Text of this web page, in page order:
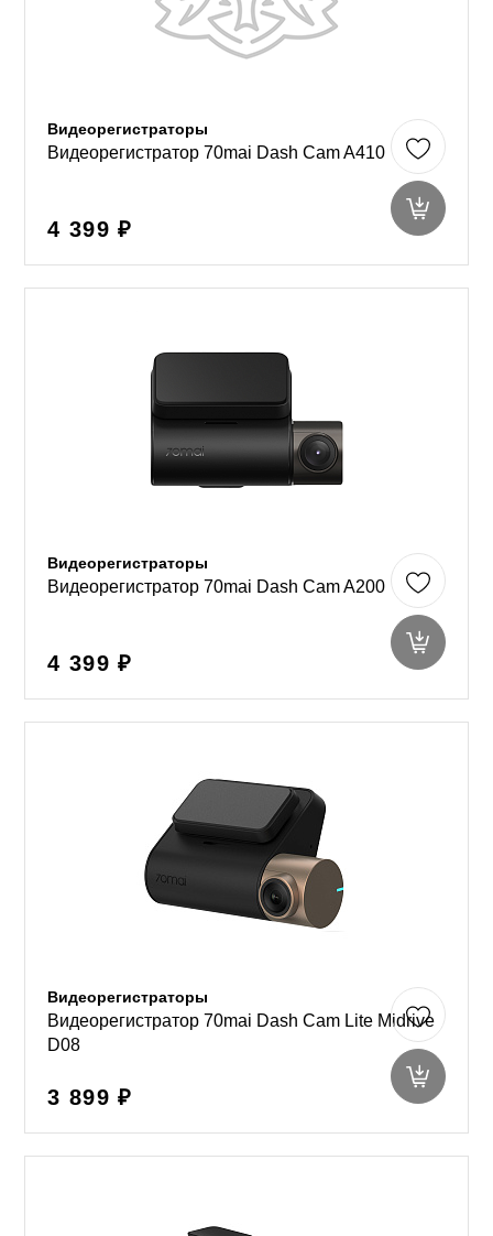
Видеорегистраторы
Видеорегистратор 70mai Dash Cam A410
4 399 ₽
Видеорегистраторы
Видеорегистратор 70mai Dash Cam A200
4 399 ₽
Видеорегистраторы
Видеорегистратор 70mai Dash Cam Lite Midrive
D08
3 899 ₽